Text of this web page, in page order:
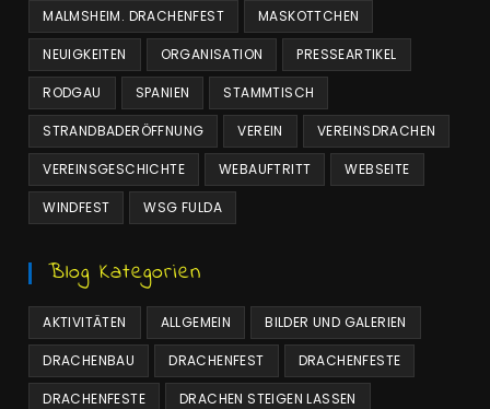
MALMSHEIM. DRACHENFEST MASKOTTCHEN
NEUIGKEITEN ORGANISATION PRESSEARTIKEL
RODGAU SPANIEN STAMMTISCH
STRANDBADERÖFFNUNG VEREIN VEREINSDRACHEN
VEREINSGESCHICHTE WEBAUFTRITT WEBSEITE
WINDFEST WSG FULDA
Blog Kategorien
AKTIVITÄTEN ALLGEMEIN BILDER UND GALERIEN
DRACHENBAU DRACHENFEST DRACHENFESTE
DRACHENFESTE DRACHEN STEIGEN LASSEN